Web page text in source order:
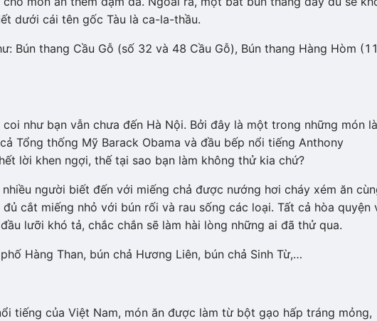
dưới cái tên gốc Tàu là ca-la-thầu.
Bún thang Cầu Gỗ (số 32 và 48 Cầu Gỗ), Bún thang Hàng Hòm (11
như bạn vẫn chưa đến Hà Nội. Bởi đây là một trong những món
Tổng thống Mỹ Barack Obama và đầu bếp nổi tiếng Anthony
lời khen ngợi, thế tại sao bạn làm không thử kia chứ?
người biết đến với miếng chả được nướng hơi cháy xém ăn
cắt miếng nhỏ với bún rối và rau sống các loại. Tất cả hòa quyện
lưỡi khó tả, chắc chắn sẽ làm hài lòng những ai đã thử qua.
Hàng Than, bún chả Hương Liên, bún chả Sinh Từ,…
tiếng của Việt Nam, món ăn được làm từ bột gạo hấp tráng mỏng,